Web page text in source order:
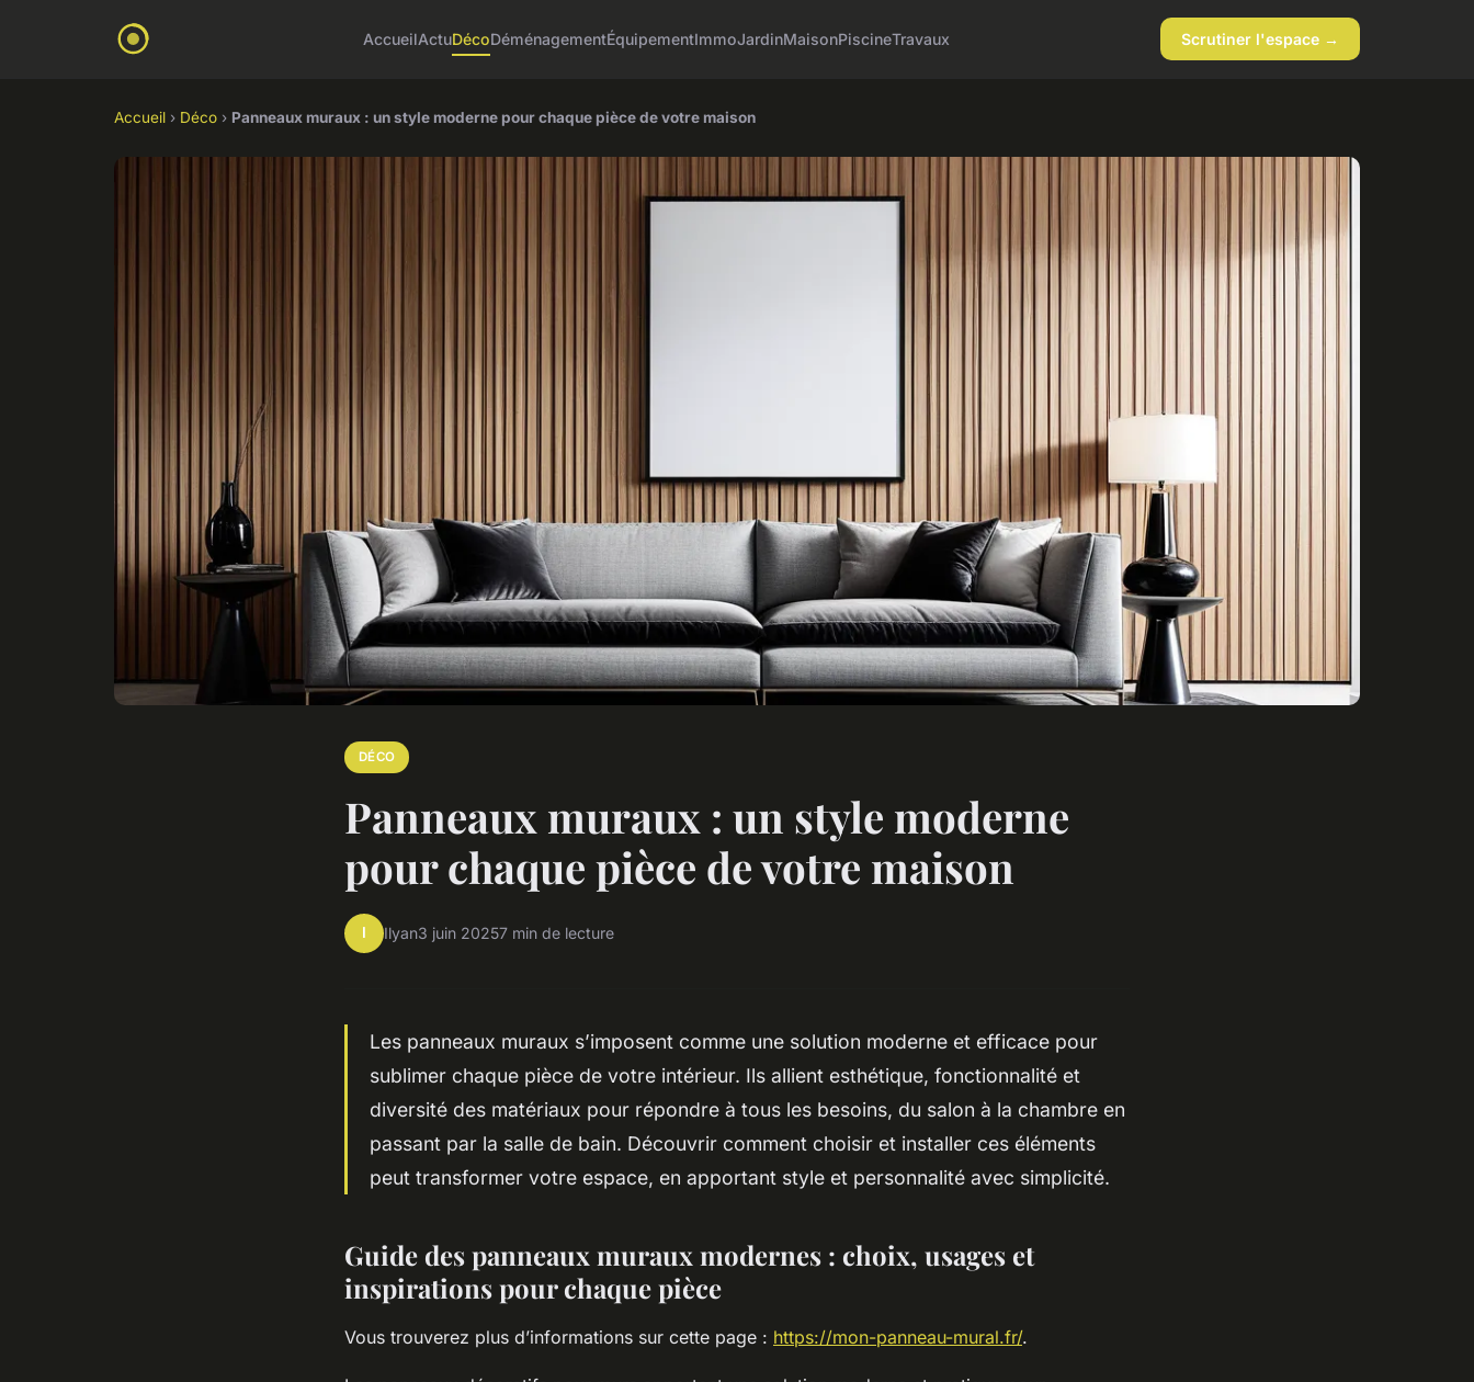
AccueilActuDécoDéménagementÉquipementImmoJardinMaisonPiscineTravaux Scrutiner l'espace →
Accueil › Déco › Panneaux muraux : un style moderne pour chaque pièce de votre maison
DÉCO
Panneaux muraux : un style moderne
pour chaque pièce de votre maison
I Ilyan3 juin 20257 min de lecture
Les panneaux muraux s’imposent comme une solution moderne et efficace pour
sublimer chaque pièce de votre intérieur. Ils allient esthétique, fonctionnalité et
diversité des matériaux pour répondre à tous les besoins, du salon à la chambre en
passant par la salle de bain. Découvrir comment choisir et installer ces éléments
peut transformer votre espace, en apportant style et personnalité avec simplicité.
Guide des panneaux muraux modernes : choix, usages et
inspirations pour chaque pièce
Vous trouverez plus d’informations sur cette page : https://mon-panneau-mural.fr/.